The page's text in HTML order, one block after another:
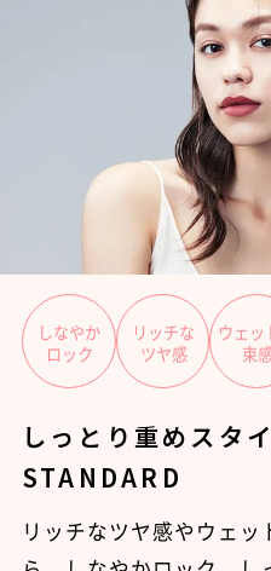
しなやか
ロック
リッチな
ツヤ感
ウェッ
束
しっとり重めスタ
STANDARD
リッチなツヤ感やウェッ